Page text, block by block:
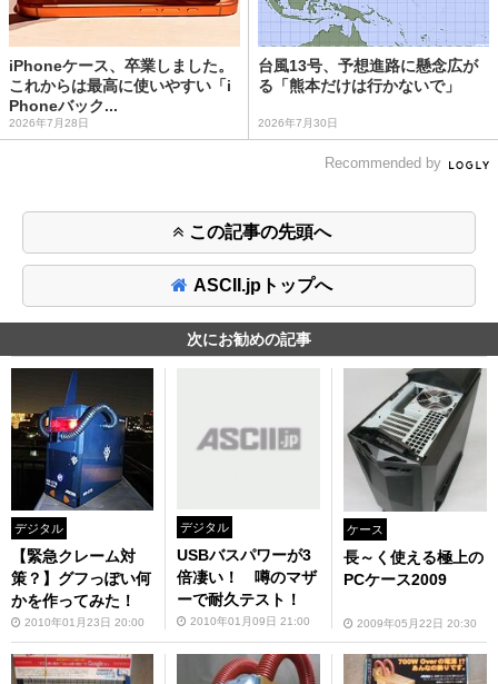
iPhoneケース、卒業しました。
これからは最高に使いやすい「i
Phoneバック...
2026年7月28日
台風13号、予想進路に懸念広が
る「熊本だけは行かないで」
2026年7月30日
Recommended by
この記事の先頭へ
ASCII.jpトップへ
次にお勧めの記事
デジタル
【緊急クレーム対
策？】グフっぽい何
かを作ってみた！
2010年01月23日 20:00
デジタル
USBバスパワーが3
倍凄い！ 噂のマザ
ーで耐久テスト！
2010年01月09日 21:00
ケース
長～く使える極上の
PCケース2009
2009年05月22日 20:30